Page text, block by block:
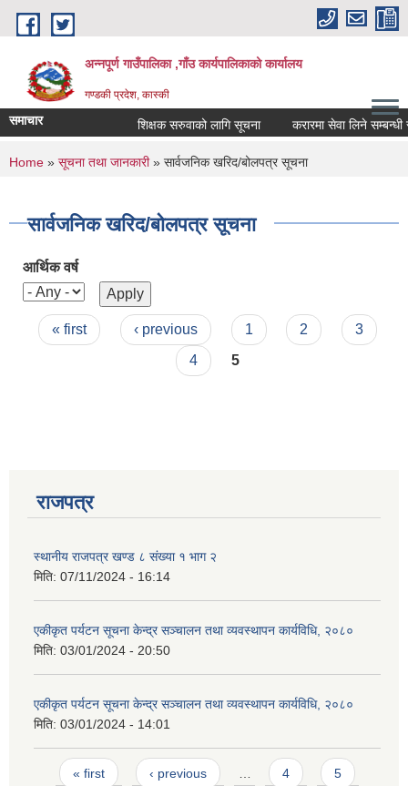
Skip to main content
अन्नपूर्ण गाउँपालिका ,गाँउ कार्यपालिकाको कार्यालय
गण्डकी प्रदेश, कास्की
समाचार शिक्षक सरुवाको लागि सूचना करारमा सेवा लिने सम्बन्धी
You are here
Home » सूचना तथा जानकारी» सार्वजनिक खरिद/बोलपत्र सूचना
सार्वजनिक खरिद/बोलपत्र सूचना
आर्थिक वर्ष
Pages
« first ‹ previous 1 2
3
4
5
राजपत्र
स्थानीय राजपत्र खण्ड ८ संख्या १ भाग २
मिति: 07/11/2024 - 16:14
एकीकृत पर्यटन सूचना केन्द्र सञ्चालन तथा व्यवस्थापन कार्यविधि, २०८०
मिति: 03/01/2024 - 20:50
एकीकृत पर्यटन सूचना केन्द्र सञ्चालन तथा व्यवस्थापन कार्यविधि, २०८०
मिति: 03/01/2024 - 14:01
Pages
« first ‹ previous … 4 5